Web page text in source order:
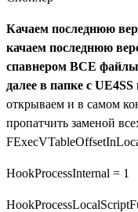
Качаем последнюю
качаем последнюю
спавнером ВСЕ файлы
далее в папке с
открываем и в самом
пропатчить заменой
HookProcessInternal = 1